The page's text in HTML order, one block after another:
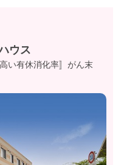
ウス
い有休消化率〛がん末